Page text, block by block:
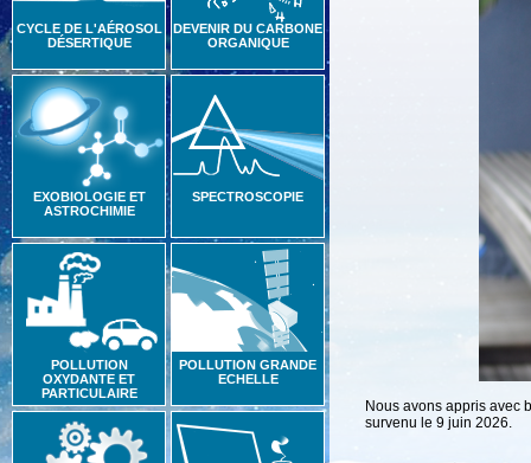
CYCLE DE L'AÉROSOL
DÉSERTIQUE
DEVENIR DU CARBONE
ORGANIQUE
EXOBIOLOGIE ET
ASTROCHIMIE
SPECTROSCOPIE
POLLUTION
OXYDANTE ET
PARTICULAIRE
POLLUTION GRANDE
ECHELLE
Nous avons appris avec
survenu le 9 juin 2026.